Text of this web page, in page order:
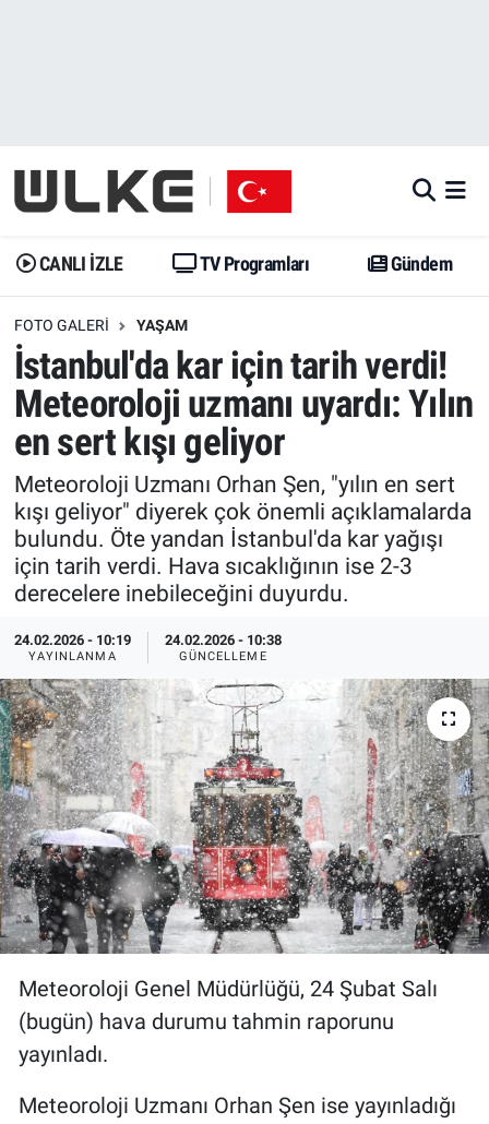
CANLI İZLE TV Programları Gündem
FOTO GALERI YAŞAM
İstanbul'da kar için tarih verdi!
Meteoroloji uzmanı uyardı: Yılın
en sert kışı geliyor
Meteoroloji Uzmanı Orhan Şen, "yılın en sert
kışı geliyor" diyerek çok önemli açıklamalarda
bulundu. Öte yandan İstanbul'da kar yağışı
için tarih verdi. Hava sıcaklığının ise 2-3
derecelere inebileceğini duyurdu.
24.02.2026 - 10:19
YAYINLANMA
24.02.2026 - 10:38
GÜNCELLEME
Meteoroloji Genel Müdürlüğü, 24 Şubat Salı
(bugün) hava durumu tahmin raporunu
yayınladı.
Meteoroloji Uzmanı Orhan Şen ise yayınladığı
Gündem
Dünya
Erişim Bilgileri
Ekonomi
Trend
Özel Haberler
Yazarlar
Gündem
Trend
Erişim Bilgileri
Spor
Ekonomi
Dünya
Medya
Özel Haberler
Kadın
Erişim Bilgileri
Sağlık
Teknoloji
Ramazan
İstanbul Namaz Vakitleri
Trafik Durumu
Erişim Bilgileri
Tüm Manşetler
Son Dakika Haberleri
Haber Arşivi